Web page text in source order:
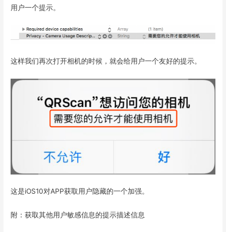
用户一个提示。
这样我们再次打开相机的时候，就会给用户一个友好的提示。
这是iOS10对APP获取用户隐藏的一个加强。
附：获取其他用户敏感信息的提示描述信息